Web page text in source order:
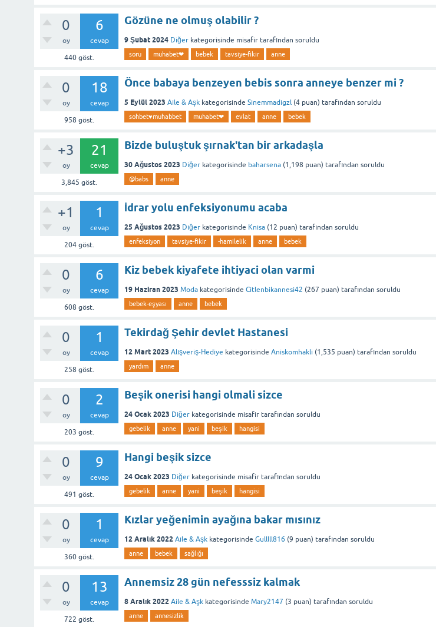
0
oy
6
cevap
440 göst.
Gözüne ne olmuş olabilir ?
9 Şubat 2024 Diğer kategorisinde misafir tarafından soruldu
soru muhabet❤ bebek tavsiye-fikir anne
0
oy
18
cevap
958 göst.
Önce babaya benzeyen bebis sonra anneye benzer mi ?
5 Eylül 2023 Aile & Aşk kategorisinde Sinemmadigzl (4 puan) tarafından soruldu
sohbet♥️muhabbet muhabet❤ evlat anne bebek
+3
oy
21
cevap
3,845 göst.
Bizde buluştuk şırnak'tan bir arkadaşla
30 Ağustos 2023 Diğer kategorisinde baharsena (1,198 puan) tarafından soruldu
@babs anne
+1
oy
1
cevap
204 göst.
İdrar yolu enfeksiyonumu acaba
25 Ağustos 2023 Diğer kategorisinde Knisa (12 puan) tarafından soruldu
enfeksiyon tavsiye-fikir -hamilelik anne bebek
0
oy
6
cevap
608 göst.
Kiz bebek kiyafete ihtiyaci olan varmi
19 Haziran 2023 Moda kategorisinde Citlenbikannesi42 (267 puan) tarafından soruldu
bebek-eşyası anne bebek
0
oy
1
cevap
258 göst.
Tekirdağ Şehir devlet Hastanesi
12 Mart 2023 Alışveriş-Hediye kategorisinde Aniskomhakli (1,535 puan) tarafından soruldu
yardım anne
0
oy
2
cevap
203 göst.
Beşik onerisi hangi olmali sizce
24 Ocak 2023 Diğer kategorisinde misafir tarafından soruldu
gebelik anne yani beşik hangisi
0
oy
9
cevap
491 göst.
Hangi beşik sizce
24 Ocak 2023 Diğer kategorisinde misafir tarafından soruldu
gebelik anne yani beşik hangisi
0
oy
1
cevap
360 göst.
Kızlar yeğenimin ayağına bakar mısınız
12 Aralık 2022 Aile & Aşk kategorisinde Gulllll816 (9 puan) tarafından soruldu
anne bebek sağlığı
0
oy
13
cevap
722 göst.
Annemsiz 28 gün nefesssiz kalmak
8 Aralık 2022 Aile & Aşk kategorisinde Mary2147 (3 puan) tarafından soruldu
anne annesizlik